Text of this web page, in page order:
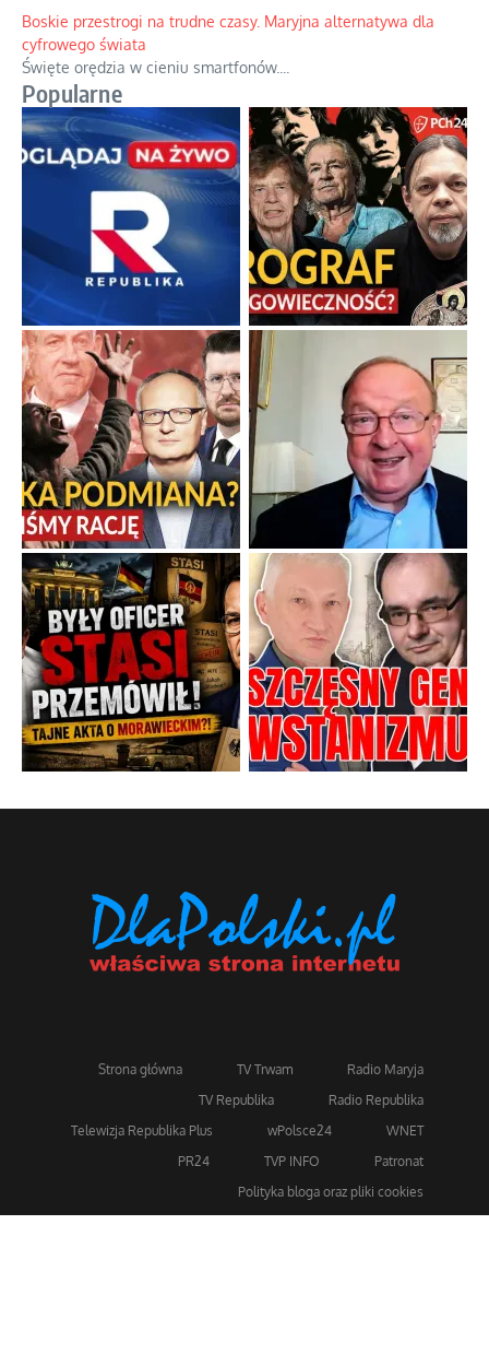
Boskie przestrogi na trudne czasy. Maryjna alternatywa dla
cyfrowego świata
Święte orędzia w cieniu smartfonów.
Popularne
Strona główna TV Trwam
Radio Maryja
TV Republika
Radio Republika
Telewizja Republika Plus
wPolsce24
WNET
PR24
TVP INFO
Patronat
Polityka bloga oraz pliki cookies